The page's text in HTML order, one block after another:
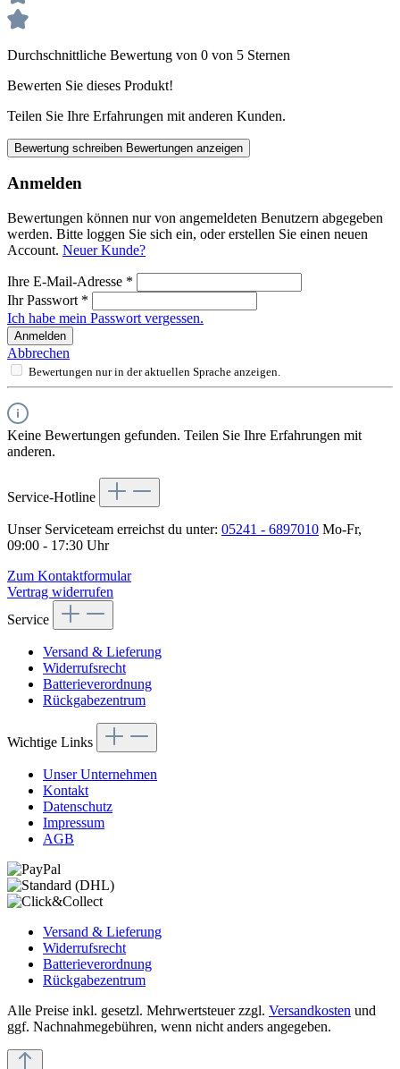
Durchschnittliche Bewertung von 0 von 5 Sternen
Bewerten Sie dieses Produkt!
Teilen Sie Ihre Erfahrungen mit anderen Kunden.
Bewertung schreiben Bewertungen anzeigen
Anmelden
Bewertungen können nur von angemeldeten Benutzern abgegeben
werden. Bitte loggen Sie sich ein, oder erstellen Sie einen neuen
Account. Neuer Kunde?
Ihre E-Mail-Adresse *
Ihr Passwort *
Ich habe mein Passwort vergessen.
Anmelden
Abbrechen
Bewertungen nur in der aktuellen Sprache anzeigen.
Keine Bewertungen gefunden. Teilen Sie Ihre Erfahrungen mit
anderen.
Service-Hotline
Unser Serviceteam erreichst du unter: 05241 - 6897010 Mo-Fr,
09:00 - 17:30 Uhr
Zum Kontaktformular
Vertrag widerrufen
Service
Versand & Lieferung
Widerrufsrecht
Batterieverordnung
Rückgabezentrum
Wichtige Links
Unser Unternehmen
Kontakt
Datenschutz
Impressum
AGB
Versand & Lieferung
Widerrufsrecht
Batterieverordnung
Rückgabezentrum
Alle Preise inkl. gesetzl. Mehrwertsteuer zzgl. Versandkosten und
ggf. Nachnahmegebühren, wenn nicht anders angegeben.